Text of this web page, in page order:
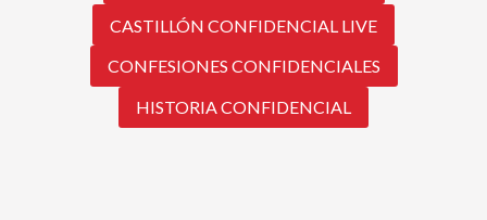
CASTILLÓN CONFIDENCIAL LIVE
CONFESIONES CONFIDENCIALES
HISTORIA CONFIDENCIAL